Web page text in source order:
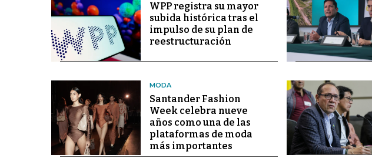
WPP registra su mayor
subida histórica tras el
impulso de su plan de
reestructuración
MODA
Santander Fashion
Week celebra nueve
años como una de las
plataformas de moda
más importantes